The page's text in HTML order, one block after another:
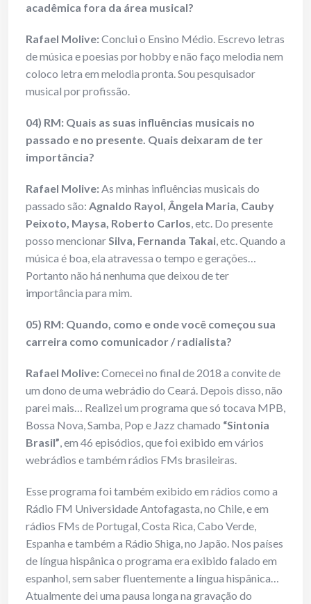
acadêmica fora da área musical?
Rafael Molive:Conclui o Ensino Médio. Escrevo letras
de música e poesias por hobby e não faço melodia nem
coloco letra em melodia pronta. Sou pesquisador
musical por profissão.
04) RM: Quais as suas influências musicais no
passado e no presente. Quais deixaram de ter
importância?
Rafael Molive:As minhas influências musicais do
passado são: Agnaldo Rayol, Ângela Maria, Cauby
Peixoto, Maysa, Roberto Carlos, etc. Do presente
posso mencionarSilva, Fernanda Takai, etc. Quando a
música é boa, ela atravessa o tempo e gerações…
Portanto não há nenhuma que deixou de ter
importância para mim.
05) RM: Quando, como e onde você começou sua
carreira como comunicador / radialista?
Rafael Molive:Comecei no final de 2018 a convite de
um dono de uma webrádio do Ceará. Depois disso, não
parei mais… Realizei um programa que só tocava MPB,
Bossa Nova, Samba, Pop e Jazz chamado “Sintonia
Brasil”, em 46 episódios, que foi exibido em vários
webrádios e também rádios FMs brasileiras.
Esse programa foi também exibido em rádios como a
Rádio FM Universidade Antofagasta, no Chile, e em
rádios FMs de Portugal, Costa Rica, Cabo Verde,
Espanha e também a Rádio Shiga, no Japão. Nos países
de língua hispânica o programa era exibido falado em
espanhol, sem saber fluentemente a língua hispânica…
Atualmente dei uma pausa longa na gravação do